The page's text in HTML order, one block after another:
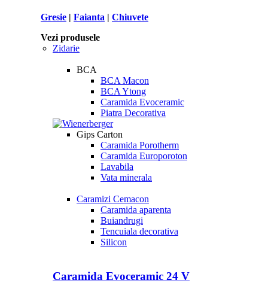
Gresie | Faianta | Chiuvete
Vezi produsele
Zidarie
BCA
BCA Macon
BCA Ytong
Caramida Evoceramic
Piatra Decorativa
Gips Carton
Caramida Porotherm
Caramida Europoroton
Lavabila
Vata minerala
Caramizi Cemacon
Caramida aparenta
Buiandrugi
Tencuiala decorativa
Silicon
Caramida Evoceramic 24 V